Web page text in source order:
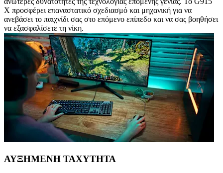
X προσφέρει επαναστατικό σχεδιασμό και μηχανική για να
ανεβάσει το παιχνίδι σας στο επόμενο επίπεδο και να σας βοηθήσει
να εξασφαλίσετε τη νίκη.
ΑΥΞΗΜΕΝΗ ΤΑΧΥΤΗΤΑ